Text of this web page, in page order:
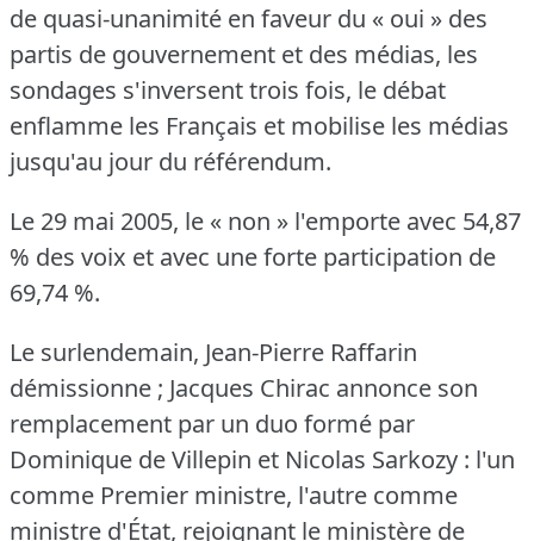
de quasi-unanimité en faveur du « oui » des
partis de gouvernement et des médias, les
sondages s'inversent trois fois, le débat
enflamme les Français et mobilise les médias
jusqu'au jour du référendum.
Le 29 mai 2005, le « non » l'emporte avec 54,87
% des voix et avec une forte participation de
69,74 %.
Le surlendemain, Jean-Pierre Raffarin
démissionne ; Jacques Chirac annonce son
remplacement par un duo formé par
Dominique de Villepin et Nicolas Sarkozy : l'un
comme Premier ministre, l'autre comme
ministre d'État, rejoignant le ministère de